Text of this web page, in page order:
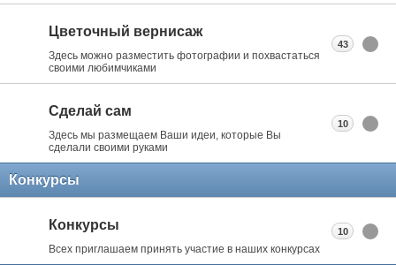
Цветочный вернисаж
Здесь можно разместить фотографии и похвастаться
своими любимчиками
43
Сделай сам
Здесь мы размещаем Ваши идеи, которые Вы
сделали своими руками
10
Конкурсы
Конкурсы
Всех приглашаем принять участие в наших конкурсах
10